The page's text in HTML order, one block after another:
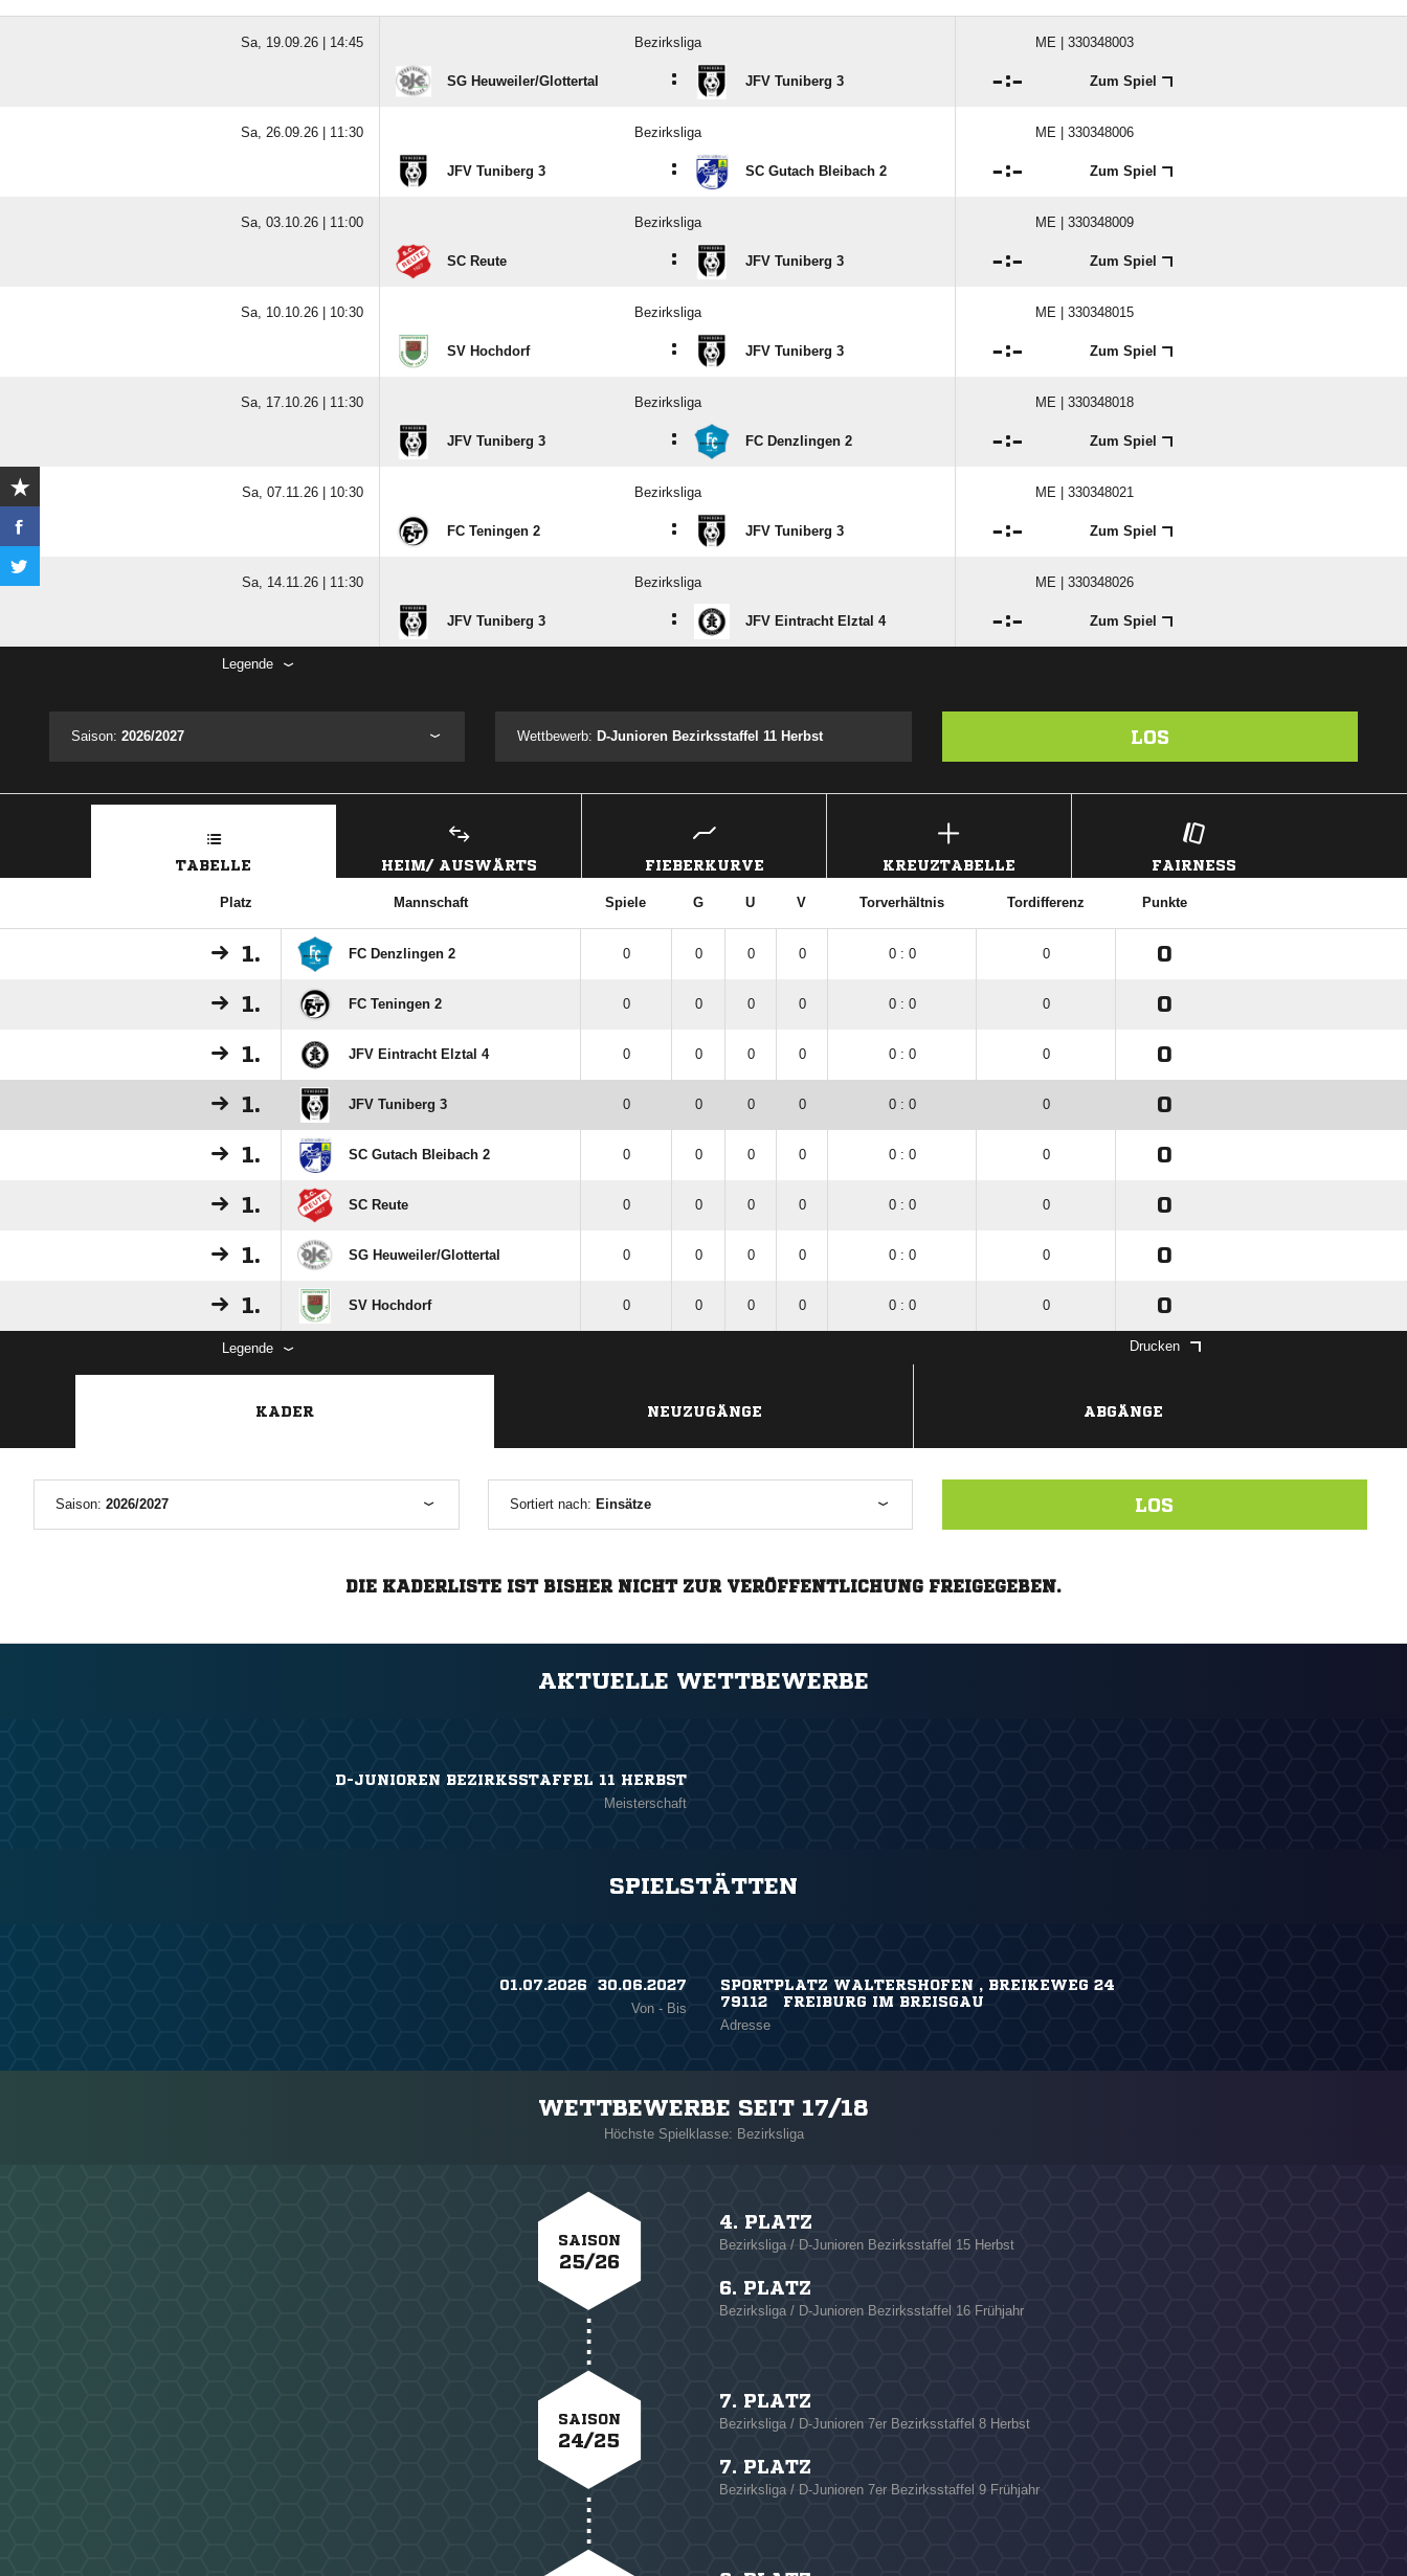
Sa, 19.09.26 | 14:45 Bezirksliga ME | 330348003
SG Heuweiler/​Glottertal : JFV Tuniberg 3 : Zum Spiel
Sa, 26.09.26 | 11:30 Bezirksliga ME | 330348006
JFV Tuniberg 3 : SC Gutach Bleibach 2 : Zum Spiel
Sa, 03.10.26 | 11:00 Bezirksliga ME | 330348009
SC Reute : JFV Tuniberg 3 : Zum Spiel
Sa, 10.10.26 | 10:30 Bezirksliga ME | 330348015
SV Hochdorf : JFV Tuniberg 3 : Zum Spiel
Sa, 17.10.26 | 11:30 Bezirksliga ME | 330348018
JFV Tuniberg 3 : FC Denzlingen 2 : Zum Spiel
Sa, 07.11.26 | 10:30 Bezirksliga ME | 330348021
FC Teningen 2 : JFV Tuniberg 3 : Zum Spiel
Sa, 14.11.26 | 11:30 Bezirksliga ME | 330348026
JFV Tuniberg 3 : JFV Eintracht Elztal 4 : Zum Spiel
Legende
Saison: 2026/2027 Wettbewerb: D-Junioren Bezirksstaffel 11 Herbst LOS
TABELLE HEIM/ AUSWÄRTS FIEBERKURVE KREUZTABELLE FAIRNESS
Platz Mannschaft Spiele G U V Torverhältnis Tordifferenz Punkte
1. FC Denzlingen 2 0 0 0 0 0 : 0 0 0
1. FC Teningen 2 0 0 0 0 0 : 0 0 0
1. JFV Eintracht Elztal 4 0 0 0 0 0 : 0 0 0
1. JFV Tuniberg 3 0 0 0 0 0 : 0 0 0
1. SC Gutach Bleibach 2 0 0 0 0 0 : 0 0 0
1. SC Reute 0 0 0 0 0 : 0 0 0
1. SG Heuweiler/​Glottertal 0 0 0 0 0 : 0 0 0
1. SV Hochdorf 0 0 0 0 0 : 0 0 0
Legende Drucken
KADER NEUZUGÄNGE ABGÄNGE
Saison: 2026/2027 Sortiert nach: Einsätze LOS
DIE KADERLISTE IST BISHER NICHT ZUR VERÖFFENTLICHUNG FREIGEGEBEN.
AKTUELLE WETTBEWERBE
D-JUNIOREN BEZIRKSSTAFFEL 11 HERBST
Meisterschaft
SPIELSTÄTTEN
01.07.2026 ​ 30.06.2027
Von - Bis
SPORTPLATZ WALTERSHOFEN , BREIKEWEG 24
79112 FREIBURG IM BREISGAU
Adresse
WETTBEWERBE SEIT 17/18
Höchste Spielklasse: Bezirksliga
SAISON
25/26
4. PLATZ
Bezirksliga / D-Junioren Bezirksstaffel 15 Herbst
6. PLATZ
Bezirksliga / D-Junioren Bezirksstaffel 16 Frühjahr
SAISON
24/25
7. PLATZ
Bezirksliga / D-Junioren 7er Bezirksstaffel 8 Herbst
7. PLATZ
Bezirksliga / D-Junioren 7er Bezirksstaffel 9 Frühjahr